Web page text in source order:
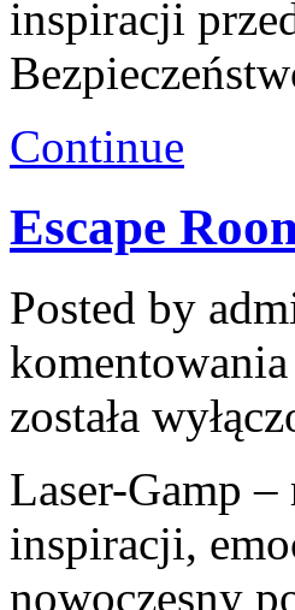
inspiracji
Continue
Escape
Posted by
komentowania
została
Laser-Gamp
inspiracji,
nowoczesny